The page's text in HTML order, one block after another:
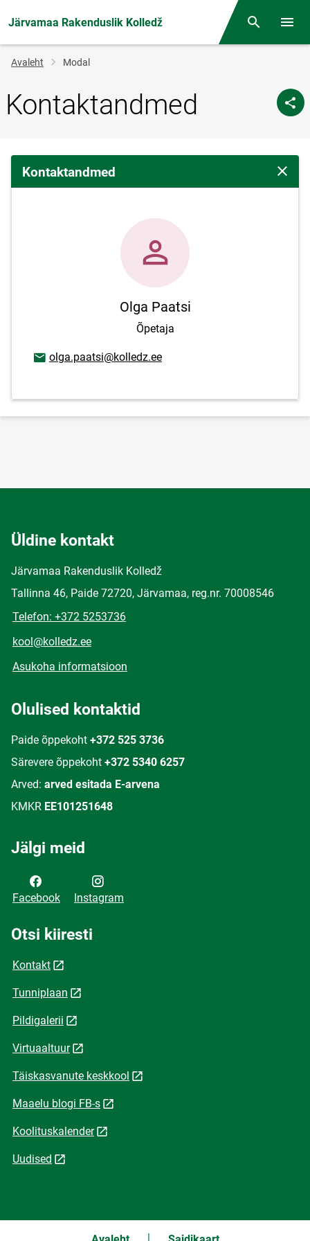
Järvamaa Rakenduslik Kolledž Otsing
Jälglink
Avaleht Modal
Kontaktandmed
Kontaktandmed Sulge
Olga Paatsi
Õpetaja
E-posti aadress
olga.paatsi@kolledz.ee
Üldine kontakt
Järvamaa Rakenduslik Kolledž
Tallinna 46, Paide 72720, Järvamaa, reg.nr. 70008546
Telefon: +372 5253736
kool@kolledz.ee
Asukoha informatsioon
Olulised kontaktid
Paide õppekoht +372 525 3736
Särevere õppekoht +372 5340 6257
Arved: arved esitada E-arvena
KMKR EE101251648
Jälgi meid
Facebook Instagram
Otsi kiiresti
Kontakt
Tunniplaan
Pildigalerii
Virtuaaltuur
Täiskasvanute keskkool
Maaelu blogi FB-s
Koolituskalender
Uudised